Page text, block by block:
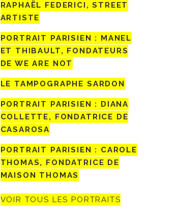
RAPHAËL FEDERICI, STREET
ARTISTE
PORTRAIT PARISIEN : MANEL
ET THIBAULT, FONDATEURS
DE WE ARE NOT
LE TAMPOGRAPHE SARDON
PORTRAIT PARISIEN : DIANA
COLLETTE, FONDATRICE DE
CASAROSA
PORTRAIT PARISIEN : CAROLE
THOMAS, FONDATRICE DE
MAISON THOMAS
VOIR TOUS LES PORTRAITS